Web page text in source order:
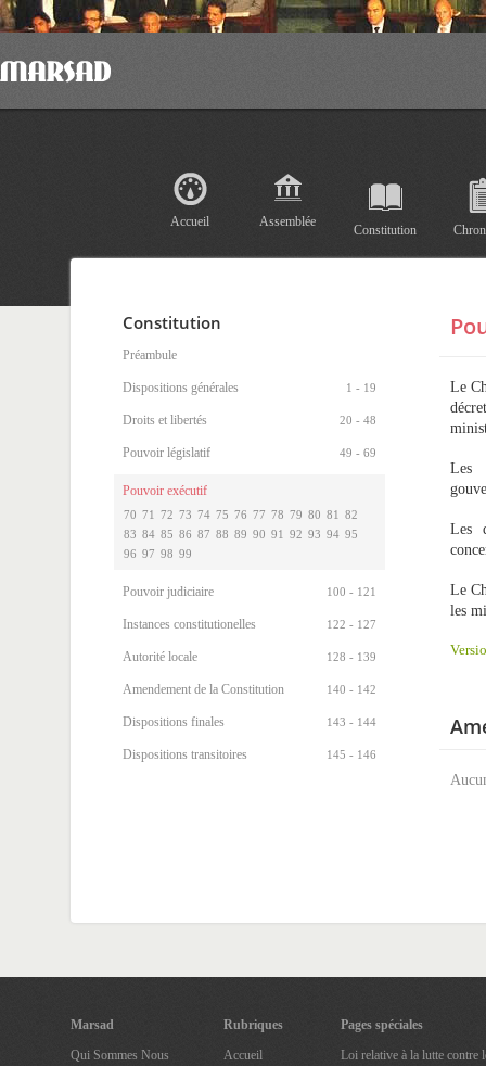
Accueil Assemblée
Constitution
Constitution
Préambule
1 - 19
Dispositions générales
20 - 48
Droits et libertés
49 - 69
Pouvoir législatif
Pouvoir exécutif
70 71 72 73 74 75 76 77 78 79 80 81 82
83 84 85 86 87 88 89 90 91 92 93 94 95
96 97 98 99
100 - 121
Pouvoir judiciaire
122 - 127
Instances constitutionelles
128 - 139
Autorité locale
140 - 142
Amendement de la Constitution
143 - 144
Dispositions finales
145 - 146
Dispositions transitoires
Le
Les
Les
Le
les
Marsad
Qui Sommes Nous
Rubriques
Accueil
Pages spéciales
Loi relative à la lutte contre